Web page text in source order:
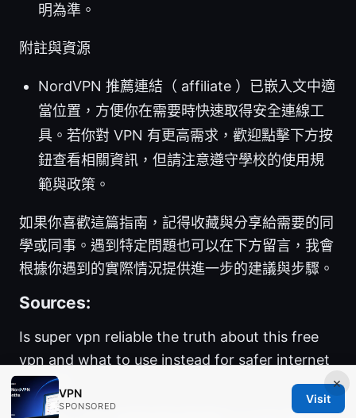
明為準。
附註與資源
NordVPN 推薦連結（ affiliate ）已嵌入文中適
當位置，方便你在需要時快速取得安全連線工
具。若你對 VPN 有更高需求，歡迎點擊下方按
鈕查看相關資訊，但請注意遵守學校的使用規
範與政策。
如果你喜歡這篇指南，記得收藏與分享給需要的同
學或同事。遇到特定問題也可以在下方留言，我會
根據你遇到的實際情況提供進一步的建議與步驟。
Sources:
Is super vpn reliable the truth about this free
vpn and what to use instead for safer internet
in 2025
×
VPN
SPONSORED
Visit